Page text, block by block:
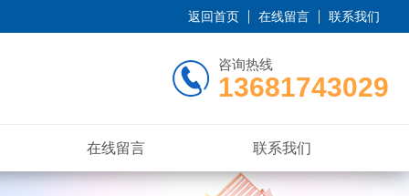
返回首页 在线留言 联系我们
咨询热线
13681743029
在线留言 联系我们